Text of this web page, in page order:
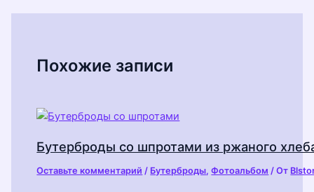
Похожие записи
Бутерброды со шпротами из ржаного
Оставьте комментарий / Бутерброды,Фотоальбом / От